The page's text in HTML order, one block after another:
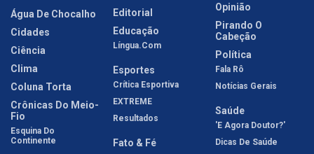
Água De Chocalho
Cidades
Ciência
Clima
Coluna Torta
Crônicas Do Meio-
Fio
Esquina Do
Continente
Editorial
Educação
Língua.com
Esportes
Crítica Esportiva
EXTREME
Resultados
Fato & Fé
Opinião
Pirando O
Cabeção
Política
Fala Rô
Notícias Gerais
Saúde
'E Agora Doutor?'
Dicas De Saúde